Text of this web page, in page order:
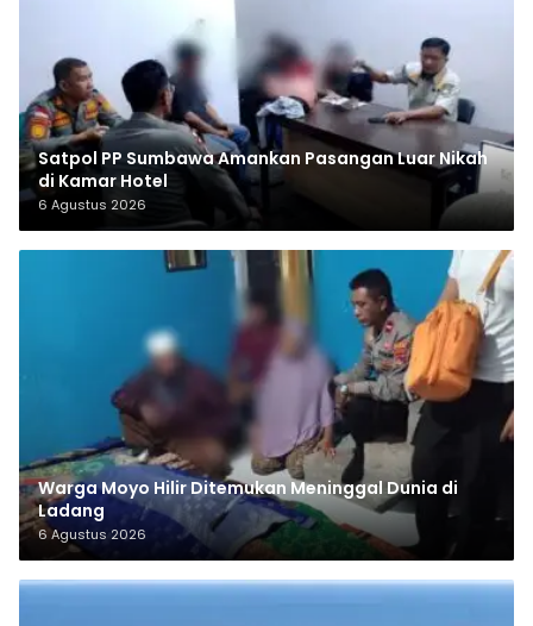
Satpol PP Sumbawa Amankan Pasangan Luar Nikah
di Kamar Hotel
6 Agustus 2026
Warga Moyo Hilir Ditemukan Meninggal Dunia di
Ladang
6 Agustus 2026